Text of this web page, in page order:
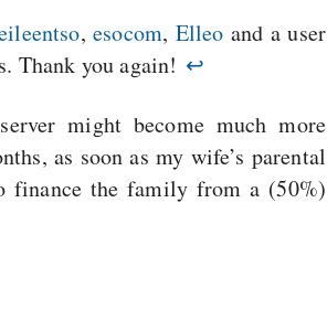
,esocom, Elleo and a user
Thank you again! ↩
might become much more
as soon as my wife’s parental
finance the family from a (50%)